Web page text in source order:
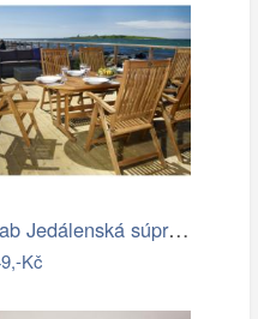
Brafab Jedálenská súprava EVERTON Mdum
Kč